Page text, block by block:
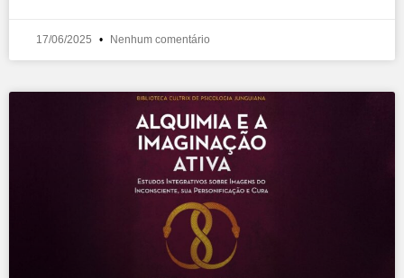
17/06/2025 Nenhum comentário